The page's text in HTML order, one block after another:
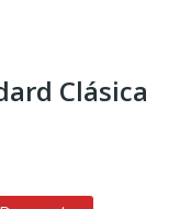
Clásica